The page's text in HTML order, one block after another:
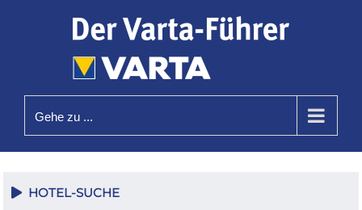
Gehe zu ...
HOTEL-SUCHE